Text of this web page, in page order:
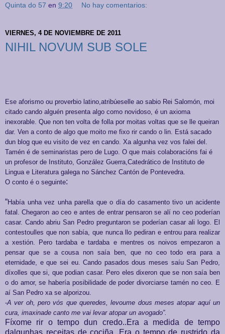
Quinta do 57 en 9:20 No hay comentarios:
VIERNES, 4 DE NOVIEMBRE DE 2011
NIHIL NOVUM SUB SOLE
Ese aforismo ou proverbio latino,atribúeselle ao sabio Rei Salomón, moi
citado cando alguén presenta algo como novidoso, é un axioma
inexorable. Que non ten volta de folla por moitas voltas que se lle queiran
dar. Ven a conto de algo que moito me fixo rir cando o lin. Está sacado
dun blog que eu visito de vez en cando. Xa algunha vez vos falei del.
Tamén é de seminaristas pero de Lugo. O que mais colaboracións fai é
un profesor de Instituto, González Guerra,Catedrático de Instituto de
Lingua e Literatura galega no Sánchez Cantón de Pontevedra.
O conto é o seguinte:
“Había unha vez unha parella que o día do casamento tivo un acidente
fatal. Chegaron ao ceo e antes de entrar pensaron se alí no ceo poderían
casar. Cando abriu San Pedro preguntaron se poderían casar ali logo. El
contestoulles que non sabía, que nunca llo pediran e entrou para realizar
a xestión. Pero tardaba e tardaba e mentres os noivos empezaron a
pensar que se a cousa non saía ben, que no ceo todo era para a
eternidade, e que sei eu. Cando pasados dous meses saíu San Pedro,
díxolles que si, que podian casar. Pero eles dixeron que se non saía ben
o do amor, se habería posibilidade de poder divorciarse tamén no ceo. E
aí San Pedro xa se alporizou.
-A ver oh, pero vós que queredes, levoume dous meses atopar aquí un
cura, imaxinade canto me vai levar atopar un avogado”.
Fíxome rir o tempo dun credo..Era a medida de tempo
dalgunhas receitas de cociña .Era o tempo de rustrido da